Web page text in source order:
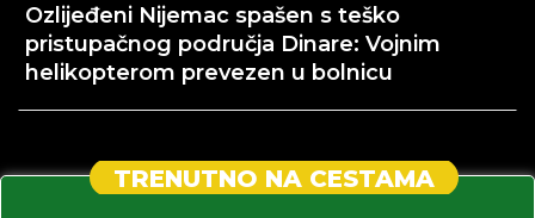
Ozlijeđeni Nijemac spašen s teško
pristupačnog područja Dinare: Vojnim
helikopterom prevezen u bolnicu
TRENUTNO NA CESTAMA